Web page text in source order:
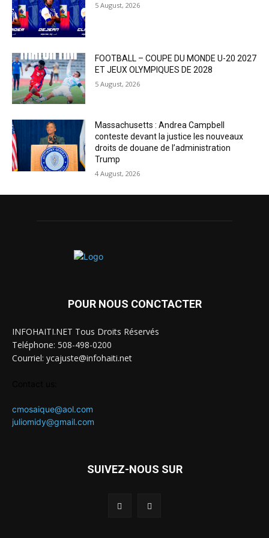
5 August, 2026
FOOTBALL – COUPE DU MONDE U-20 2027
ET JEUX OLYMPIQUES DE 2028
5 August, 2026
Massachusetts : Andrea Campbell
conteste devant la justice les nouveaux
droits de douane de l’administration
Trump
4 August, 2026
POUR NOUS CONCTACTER
INFOHAITI.NET Tous Droits Réservés
Teléphone: 508-498-0200
Courriel: ycajuste@infohaiti.net
cmosaique@aol.com
juliomidy@gmail.com
SUIVEZ-NOUS SUR